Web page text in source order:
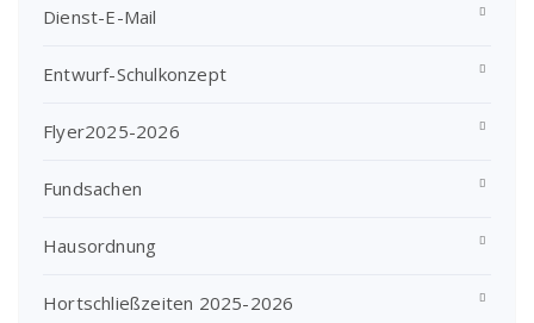
Dienst-E-Mail
Entwurf-Schulkonzept
Flyer2025-2026
Fundsachen
Hausordnung
Hortschließzeiten 2025-2026